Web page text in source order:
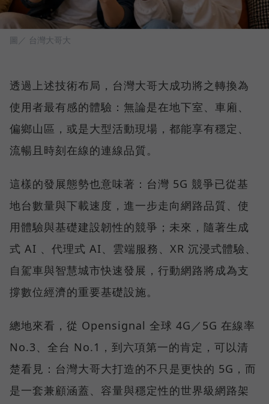
圖／ 台灣大哥大
透過上述技術布局，台灣大哥大成功將之轉換為
使用者最有感的體驗：無論是在地下室、車廂、
偏鄉山區，或是大型活動現場，都能享有穩定、
流暢且時刻在線的連線品質。
這樣的發展態勢也意味著：台灣 5G 競爭已從基
地台數量與下載速度，進一步走向網路品質、使
用體驗與基礎建設韌性的競爭；未來，隨著生成
式 AI 、代理式 AI、雲端服務、XR 沉浸式體驗、
自駕車與智慧城市快速發展，行動網路將成為支
撐數位經濟的重要基礎設施。
總地來看，從 Opensignal 全球 4G／5G 在線率
No.3、全台 No.1，到六項第一的肯定，可以清
楚看見：台灣大哥大打造的不只是更快的 5G，而
是一套兼顧涵蓋、容量與穩定性的世界級網路架